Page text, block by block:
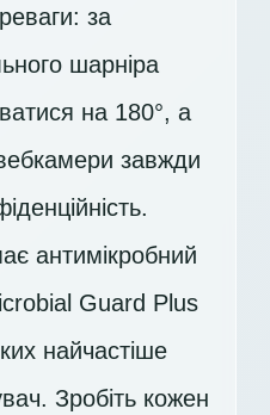
за
шарніра
на 180°, а
завжди
антимікробний
Guard Plus
найчастіше
Зробіть кожен